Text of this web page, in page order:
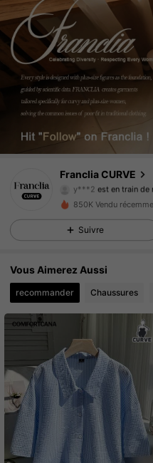
Franclia CURVE
4.84 174K Suiveurs
4.84 174K Suiveurs
y***2est en train de
4.84
174K Suiveurs
4.84 174K Suiveurs
4.84 174K Suiveurs
4.84
4.84 174K Suiveurs
4.84 174K Suiveurs
4.84 174K Suiveurs
4.84 174K Suiveurs
850K Vendu
Suivre
Vous Aimerez Aussi
recommander Chaussures